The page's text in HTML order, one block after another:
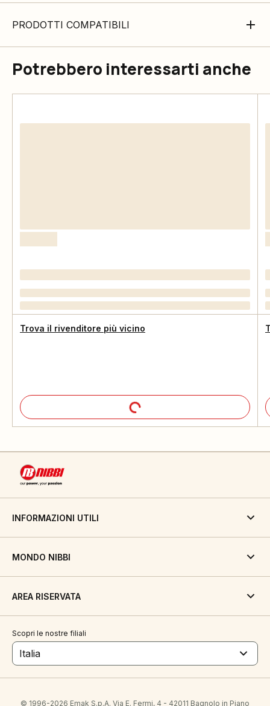
PRODOTTI COMPATIBILI
Potrebbero interessarti anche
Trova il rivenditore più vicino
INFORMAZIONI UTILI
MONDO NIBBI
AREA RISERVATA
Scopri le nostre filiali
Italia
© 1996-2026 Emak S.p.A. Via E. Fermi, 4 - 42011 Bagnolo in Piano